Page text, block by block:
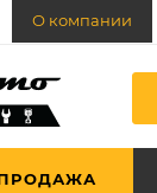
О компании